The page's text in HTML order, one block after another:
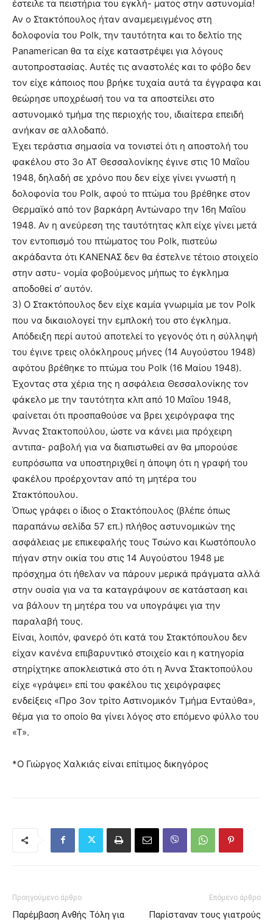
έστειλε τα πειστήρια του εγκλή- ματος στην αστυνομία!
Αν ο Στακτόπουλος ήταν αναμεμειγμένος στη
δολοφονία του Polk, την ταυτότητα και το δελτίο της
Panamerican θα τα είχε καταστρέψει για λόγους
αυτοπροστασίας. Αυτές τις αναστολές και το φόβο δεν
τον είχε κάποιος που βρήκε τυχαία αυτά τα έγγραφα και
θεώρησε υποχρέωσή του να τα αποστείλει στο
αστυνομικό τμήμα της περιοχής του, ιδιαίτερα επειδή
ανήκαν σε αλλοδαπό.
Έχει τεράστια σημασία να τονιστεί ότι η αποστολή του
φακέλου στο 3ο ΑΤ Θεσσαλονίκης έγινε στις 10 Μαΐου
1948, δηλαδή σε χρόνο που δεν είχε γίνει γνωστή η
δολοφονία του Polk, αφού το πτώμα του βρέθηκε στον
Θερμαϊκό από τον βαρκάρη Αντώναρο την 16η Μαΐου
1948. Αν η ανεύρεση της ταυτότητας κλπ είχε γίνει μετά
τον εντοπισμό του πτώματος του Polk, πιστεύω
ακράδαντα ότι ΚΑΝΕΝΑΣ δεν θα έστελνε τέτοιο στοιχείο
στην αστυ- νομία φοβούμενος μήπως το έγκλημα
αποδοθεί σ’ αυτόν.
3) Ο Στακτόπουλος δεν είχε καμία γνωριμία με τον Polk
που να δικαιολογεί την εμπλοκή του στο έγκλημα.
Απόδειξη περί αυτού αποτελεί το γεγονός ότι η σύλληψή
του έγινε τρεις ολόκληρους μήνες (14 Αυγούστου 1948)
αφότου βρέθηκε το πτώμα του Polk (16 Μαίου 1948).
Έχοντας στα χέρια της η ασφάλεια Θεσσαλονίκης τον
φάκελο με την ταυτότητα κλπ από 10 Μαΐου 1948,
φαίνεται ότι προσπαθούσε να βρει χειρόγραφα της
Άννας Στακτοπούλου, ώστε να κάνει μια πρόχειρη
αντιπα- ραβολή για να διαπιστωθεί αν θα μπορούσε
ευπρόσωπα να υποστηριχθεί η άποψη ότι η γραφή του
φακέλου προέρχονταν από τη μητέρα του
Στακτόπουλου.
Όπως γράφει ο ίδιος ο Στακτόπουλος (βλέπε όπως
παραπάνω σελίδα 57 επ.) πλήθος αστυνομικών της
ασφάλειας με επικεφαλής τους Τσώνο και Κωστόπουλο
πήγαν στην οικία του στις 14 Αυγούστου 1948 με
πρόσχημα ότι ήθελαν να πάρουν μερικά πράγματα αλλά
στην ουσία για να τα καταγράψουν σε κατάσταση και
να βάλουν τη μητέρα του να υπογράψει για την
παραλαβή τους.
Είναι, λοιπόν, φανερό ότι κατά του Στακτόπουλου δεν
είχαν κανένα επιβαρυντικό στοιχείο και η κατηγορία
στηρίχτηκε αποκλειστικά στο ότι η Άννα Στακτοπούλου
είχε «γράψει» επί του φακέλου τις χειρόγραφες
ενδείξεις «Προ 3ον τρίτο Αστινομικόν Τμήμα Ενταύθα»,
θέμα για το οποίο θα γίνει λόγος στο επόμενο φύλλο του
«Τ».
*Ο Γιώργος Χαλκιάς είναι επίτιμος δικηγόρος
Προηγούμενο άρθρο
Παρέμβαση Ανθής Τόλη για
Επόμενο άρθρο
Παρίσταναν τους γιατρούς